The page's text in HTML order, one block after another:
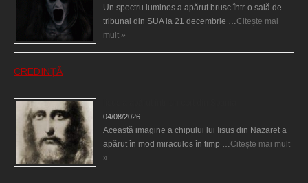
Un spectru luminos a apărut brusc într-o sală de
tribunal din SUA la 21 decembrie …Citește mai
mult »
CREDINȚĂ
04/08/2026
Această imagine a chipului lui Iisus din Nazaret a
apărut în mod miraculos în timp …Citește mai mult
»